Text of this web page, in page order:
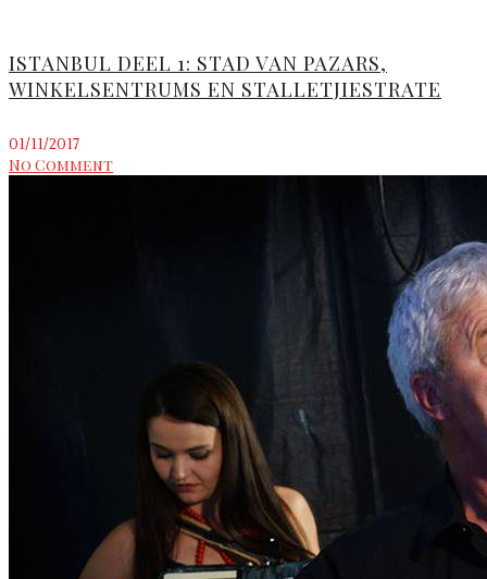
ISTANBUL DEEL 1: STAD VAN PAZARS,
WINKELSENTRUMS EN STALLETJIESTRATE
01/11/2017
No Comment